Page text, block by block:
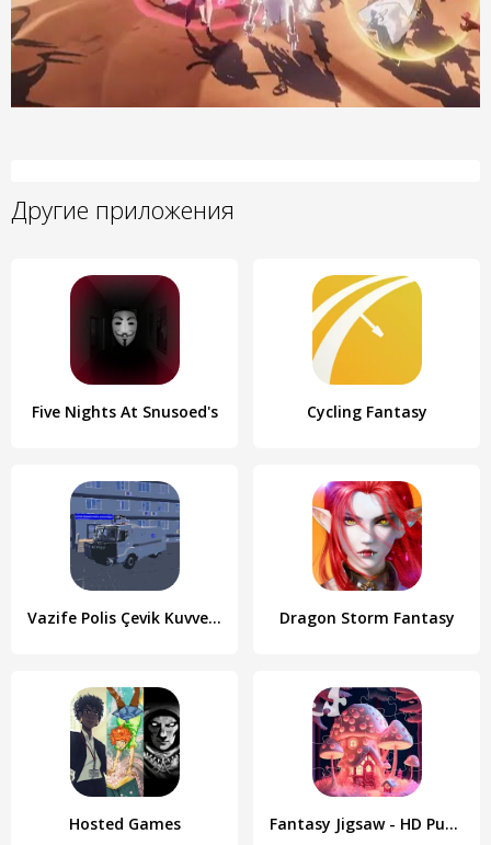
Другие приложения
Five Nights At Snusoed's Cycling Fantasy
Vazife Polis Çevik Kuvvet 2024 Dragon Storm Fantasy
Hosted Games Fantasy Jigsaw - HD Puzzle